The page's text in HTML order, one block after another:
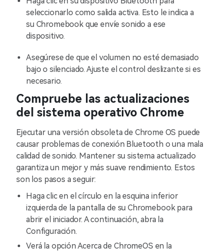
seleccionarlo como salida activa. Esto le indica a
su Chromebook que envíe sonido a ese
dispositivo.
Asegúrese de que el volumen no esté demasiado
bajo o silenciado. Ajuste el control deslizante si es
necesario.
Compruebe las actualizaciones
del sistema operativo Chrome
Ejecutar una versión obsoleta de Chrome OS puede
causar problemas de conexión Bluetooth o una mala
calidad de sonido. Mantener su sistema actualizado
garantiza un mejor y más suave rendimiento. Estos
son los pasos a seguir:
Haga clic en el círculo en la esquina inferior
izquierda de la pantalla de su Chromebook para
abrir el iniciador. A continuación, abra la
Configuración.
Verá la opción Acerca de ChromeOS en la